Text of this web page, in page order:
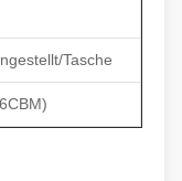
Tasche